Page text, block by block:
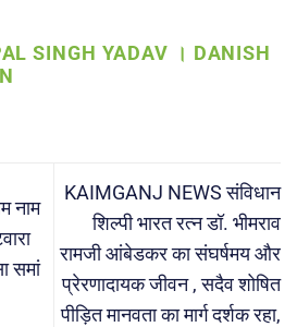
SINGH YADAV । DANISH
नाम
समां
KAIMGANJ NEWS संविधान
शिल्पी भारत रत्न डॉ. भीमराव
रामजी आंबेडकर का संघर्षमय और
प्रेरणादायक जीवन , सदैव शोषित
पीड़ित मानवता का मार्ग दर्शक रहा,